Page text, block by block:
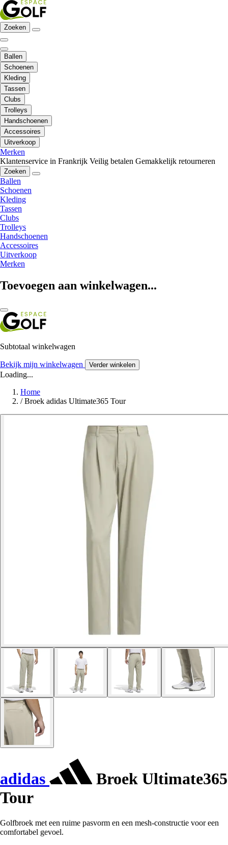
Zoeken
Ballen
Schoenen
Kleding
Tassen
Clubs
Trolleys
Handschoenen
Accessoires
Uitverkoop
Merken
Klantenservice in Frankrijk Veilig betalen Gemakkelijk retourneren
Zoeken
Ballen
Schoenen
Kleding
Tassen
Clubs
Trolleys
Handschoenen
Accessoires
Uitverkoop
Merken
Toevoegen aan winkelwagen...
Subtotaal winkelwagen
Bekijk mijn winkelwagen Verder winkelen
Loading...
Home
/ Broek adidas Ultimate365 Tour
adidas
Broek Ultimate365
Tour
Golfbroek met een ruime pasvorm en een mesh-constructie voor een
comfortabel gevoel.